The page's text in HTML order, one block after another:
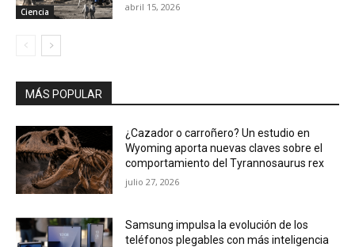
Ciencia abril 15, 2026
MÁS POPULAR
¿Cazador o carroñero? Un estudio en
Wyoming aporta nuevas claves sobre el
comportamiento del Tyrannosaurus rex
julio 27, 2026
Samsung impulsa la evolución de los
teléfonos plegables con más inteligencia